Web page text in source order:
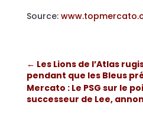
Source:
← Les Lions de l’Atlas
pendant que les Bleus
Mercato : Le PSG sur le
successeur de Lee,